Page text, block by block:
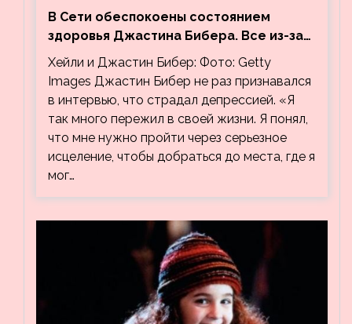
В Сети обеспокоены состоянием
здоровья Джастина Бибера. Все из-за
видео, на котором его успокаивает
Хейли
Хейли и Джастин Бибер: Фото: Getty
Images Джастин Бибер не раз признавался
в интервью, что страдал депрессией. «Я
так много пережил в своей жизни. Я понял,
что мне нужно пройти через серьезное
исцеление, чтобы добраться до места, где я
мог…